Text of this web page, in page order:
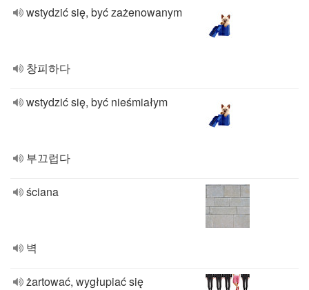
wstydzić się, być zażenowanym
창피하다
wstydzić się, być nieśmiałym
부끄럽다
ściana
벽
żartować, wygłupiać się